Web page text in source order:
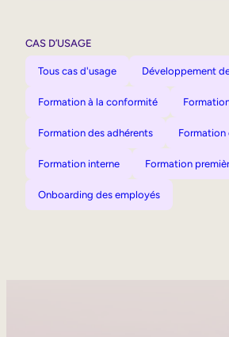
CAS D’USAGE
Tous cas d'usage Développement
Formation à la conformité
Formation des adhérents Formation
Formation interne Formation
Onboarding des employés